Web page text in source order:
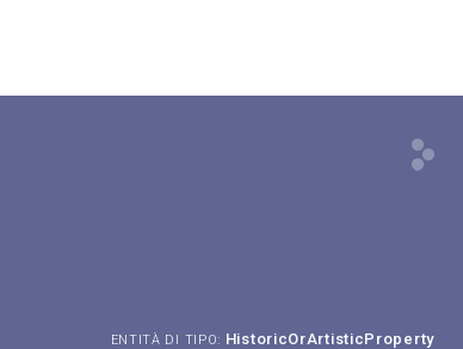
ENTITÀ DI TIPO: HistoricOrArtisticProperty